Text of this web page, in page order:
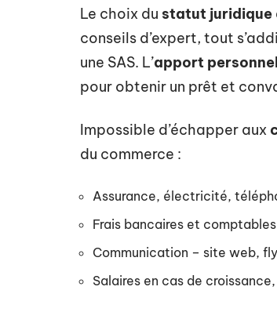
Le choix du statut juridique
conseils d’expert, tout
une SAS. L’apport personnel
pour obtenir un prêt et
Impossible d’échapper aux
du commerce :
Assurance, électricité,
Frais bancaires et comptables
Communication – site web,
Salaires en cas de